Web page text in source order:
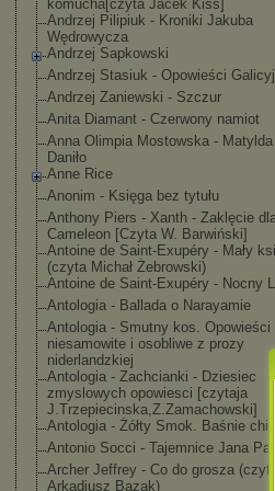
komucha[czyta Jacek Kiss]
Andrzej Pilipiuk - Kroniki Jakuba
Wędrowycza
Andrzej Sapkowski
Andrzej Stasiuk - Opowieści
Andrzej Zaniewski - Szczur
Anita Diamant - Czerwony namiot
Anna Olimpia Mostowska -
Daniło
Anne Rice
Anonim - Księga bez tytułu
Anthony Piers - Xanth - Zaklęcie
Cameleon [Czyta W. Barwiński]
Antoine de Saint-Exupéry - Mały
(czyta Michał Żebrowski)
Antoine de Saint-Exupéry - Nocny
Antologia - Ballada o Narayamie
Antologia - Smutny kos. Opowieści
niesamowite i osobliwe z prozy
niderlandzkiej
Antologia - Zachcianki - Dziesiec
zmyslowych opowiesci [czytaja
J.Trzepiecinska,Z.Zamachowski]
Antologia - Żółty Smok. Baśnie
Antonio Socci - Tajemnice Jana
Archer Jeffrey - Co do grosza
Arkadiusz Bazak)